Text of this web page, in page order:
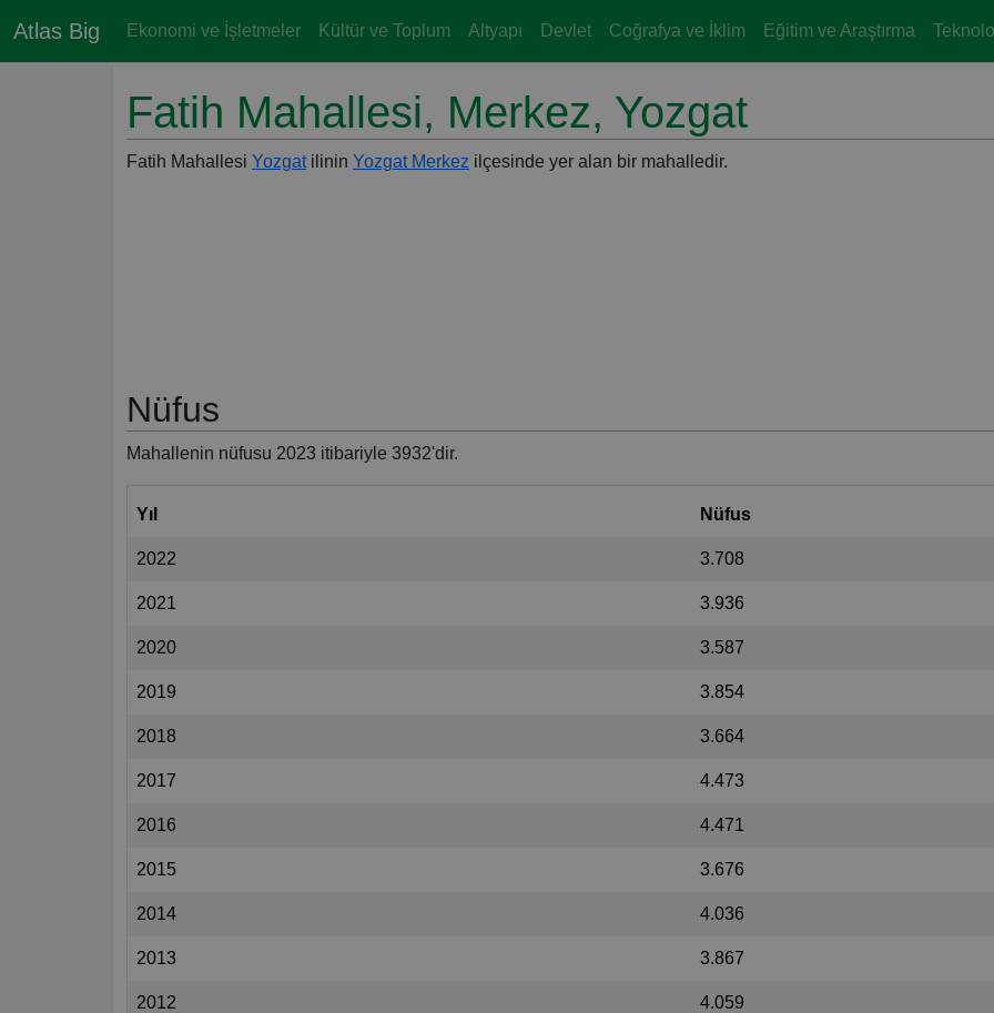
Atlas Big Ekonomi ve İşletmeler Kültür ve Toplum Altyapı Devlet Coğrafya ve İklim Eğitim ve Araştırma
Fatih Mahallesi, Merkez, Yozgat
Fatih Mahallesi Yozgatilinin Yozgat Merkez ilçesinde yer alan bir mahalledir.
Nüfus
Mahallenin nüfusu 2023 itibariyle 3932'dir.
Yıl Nüfus
2022 3.708
2021 3.936
2020 3.587
2019 3.854
2018 3.664
2017 4.473
2016 4.471
2015 3.676
2014 4.036
2013 3.867
2012 4.059